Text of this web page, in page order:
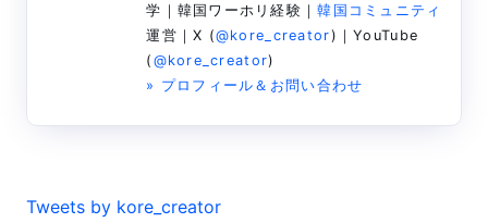
学｜韓国ワーホリ経験｜韓国コミュニティ
運営｜X (@kore_creator)｜YouTube
( @kore_creator)
» プロフィール＆お問い合わせ
Tweets by kore_creator